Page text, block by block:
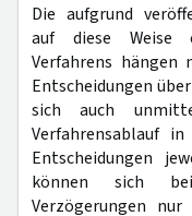
Die aufgrund
auf diese Weise
Verfahrens hängen
Entscheidungen
sich auch
Verfahrensablauf
Entscheidungen
können sich
Verzögerungen